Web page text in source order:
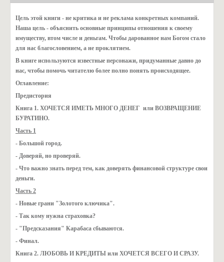
Цель этой книги - не критика и не реклама конкретных компаний.
Наша цель - объяснить основные принципы отношения к своему
имуществу, втом числе и деньгам. Чтобы дарованное нам Богом стало
для нас благословением, а не проклятием.
В книге используются известные персонажи, придуманные давно до
нас, чтобы помочь читателю более полно понять происходящее.
Оглавление:
Предистория
Книга 1. ХОЧЕТСЯ ИМЕТЬ МНОГО ДЕНЕГ или ВОЗВРАЩЕНИЕ
БУРАТИНО.
Часть 1
- Большой город.
- Доверяй, но проверяй.
- Что важно знать перед тем, как доверять финансовой структуре свои
деньги.
Часть 2
- Новые грани "Золотого ключика".
- Так кому нужна страховка?
- "Предсказания" Карабаса сбываются.
- Финал.
Книга 2. ЛЮБОВЬ И КРЕДИТЫ или ХОЧЕТСЯ ВСЕГО И СРАЗУ.